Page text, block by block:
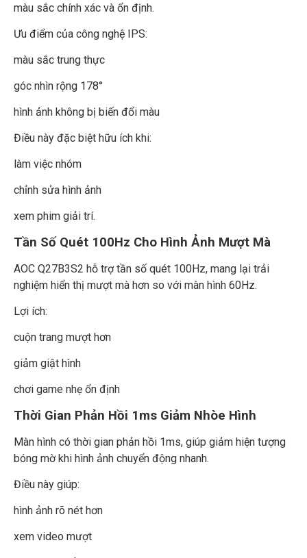
màu sắc chính xác và ổn định.
Ưu điểm của công nghệ IPS:
màu sắc trung thực
góc nhìn rộng 178°
hình ảnh không bị biến đổi màu
Điều này đặc biệt hữu ích khi:
làm việc nhóm
chỉnh sửa hình ảnh
xem phim giải trí.
Tần Số Quét 100Hz Cho Hình Ảnh Mượt Mà
AOC Q27B3S2 hỗ trợ tần số quét 100Hz, mang lại trải
nghiệm hiển thị mượt mà hơn so với màn hình 60Hz.
Lợi ích:
cuộn trang mượt hơn
giảm giật hình
chơi game nhẹ ổn định
Thời Gian Phản Hồi 1ms Giảm Nhòe Hình
Màn hình có thời gian phản hồi 1ms, giúp giảm hiện tượng
bóng mờ khi hình ảnh chuyển động nhanh.
Điều này giúp:
hình ảnh rõ nét hơn
xem video mượt